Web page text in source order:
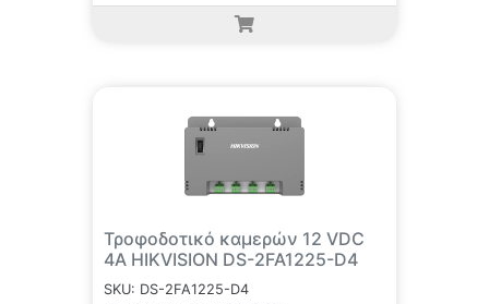
Τροφοδοτικό καμερών 12 VDC
4A HIKVISION DS-2FA1225-D4
SKU: DS-2FA1225-D4